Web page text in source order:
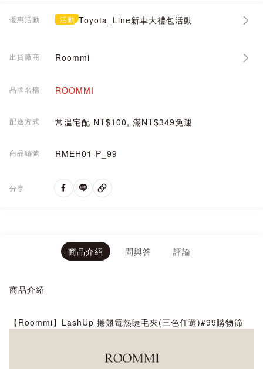
優惠活動 活動 Toyota_Line新車大禮包活動
出貨廠商 Roommi
品牌名稱 ROOMMI
配送方式 常溫宅配 NT$100, 滿NT$349免運
商品編號 RMEH01-P_99
分享
商品介紹 問與答 評論
商品介紹
【Roommi】LashUp 捲翹電熱睫毛夾(三色任選)#99購物節